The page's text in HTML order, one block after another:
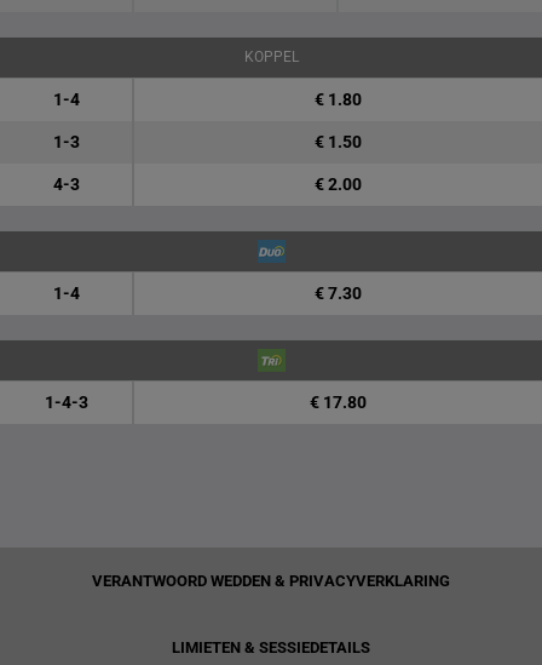
KOPPEL
1-4 € 1.80
1-3 € 1.50
4-3 € 2.00
1-4 € 7.30
1-4-3 € 17.80
VERANTWOORD WEDDEN & PRIVACYVERKLARING
LIMIETEN & SESSIEDETAILS